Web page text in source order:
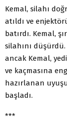
Kemal, silahı
atıldı ve
batırdı. Kemal,
silahını
ancak Kemal,
ve kaçmasına
hazırlanan
başladı.
***